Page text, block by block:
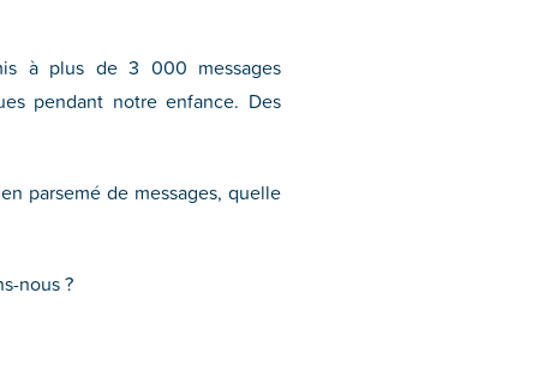
à plus de 3 000 messages
pendant notre enfance. Des
parsemé de messages, quelle
nous ?